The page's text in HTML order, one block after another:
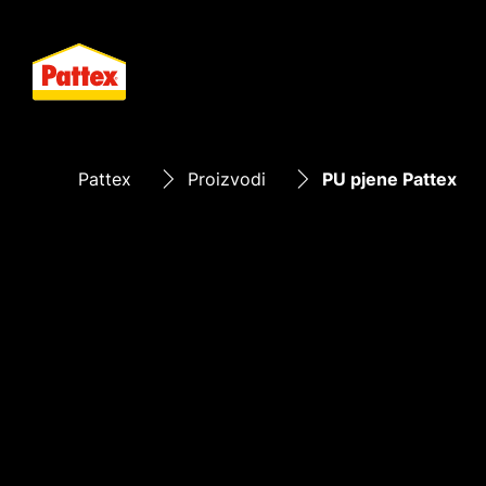
Pattex Proizvodi PU pjene Pattex